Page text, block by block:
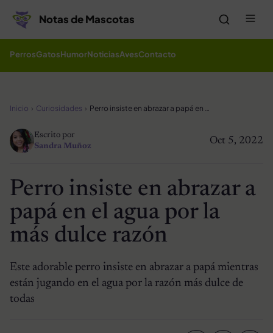
Notas de Mascotas
PerrosGatosHumorNoticiasAvesContacto
Inicio Curiosidades Perro insiste en abrazar a papá en el agua por la más dulce razón
Oct 5, 2022
Escrito por
Sandra Muñoz
Perro insiste en abrazar a
papá en el agua por la
más dulce razón
Este adorable perro insiste en abrazar a papá mientras
están jugando en el agua por la razón más dulce de
todas